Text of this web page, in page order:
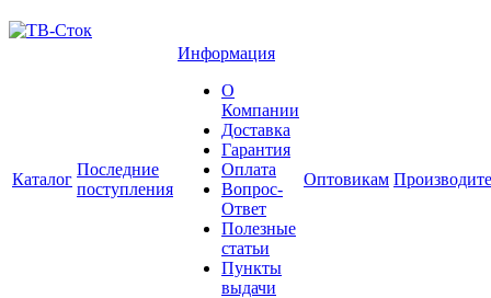
Каталог
Последние
поступления
Информация
О
Компании
Доставка
Гарантия
Оплата
Вопрос-
Ответ
Полезные
статьи
Пункты
выдачи
Оптовикам